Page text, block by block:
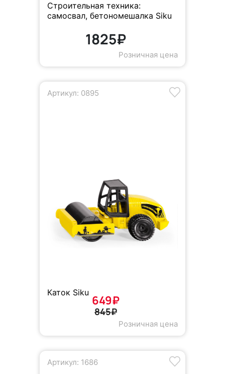
Строительная техника:
самосвал, бетономешалка Siku
1825₽
Розничная цена
Артикул: 0895
Каток Siku
649₽
845₽
Розничная цена
Артикул: 1686